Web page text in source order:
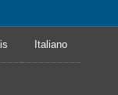
Italiano